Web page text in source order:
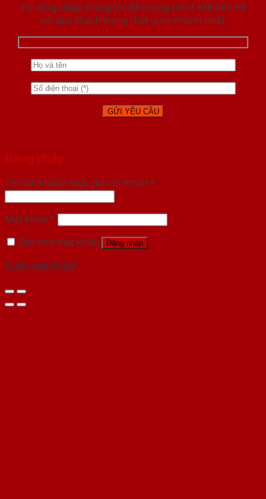
Vui lòng nhập thông tin để chúng tôi có thể liên hệ
với quý khách trong thời gian nhanh nhất.
Đăng nhập
Tên tài khoản hoặc địa chỉ email *
Mật khẩu *
Ghi nhớ mật khẩu
Đăng nhập
Quên mật khẩu?